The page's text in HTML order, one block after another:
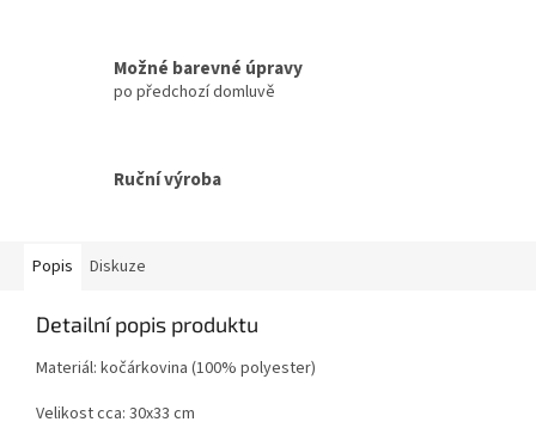
Možné barevné úpravy
po předchozí domluvě
Ruční výroba
Popis Diskuze
Detailní popis produktu
Materiál: kočárkovina (100% polyester)
Velikost cca: 30x33 cm